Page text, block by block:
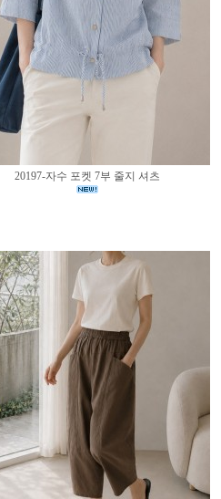
20197-자수 포켓 7부 줄지 셔츠